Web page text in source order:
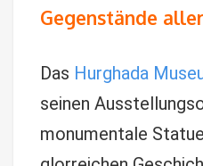
Gegenstände
Das Hurghada
seinen
monumentale